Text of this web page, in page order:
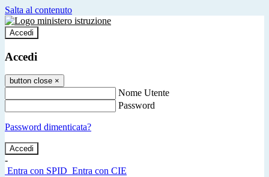
Salta al contenuto
Accedi
Accedi
button close ×
Nome Utente
Password
Password dimenticata?
-
Entra con SPID Entra con CIE